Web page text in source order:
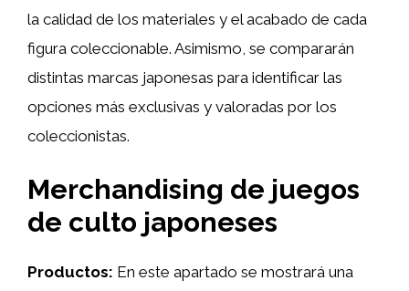
la calidad de los materiales y el acabado de cada
figura coleccionable. Asimismo, se compararán
distintas marcas japonesas para identificar las
opciones más exclusivas y valoradas por los
coleccionistas.
Merchandising de juegos
de culto japoneses
Productos: En este apartado se mostrará una